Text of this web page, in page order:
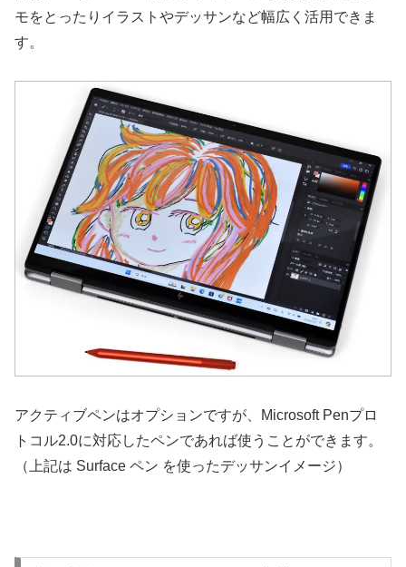
モをとったりイラストやデッサンなど幅広く活用できま
す。
アクティブペンはオプションですが、Microsoft Penプロ
トコル2.0に対応したペンであれば使うことができます。
（上記は Surface ペン を使ったデッサンイメージ）